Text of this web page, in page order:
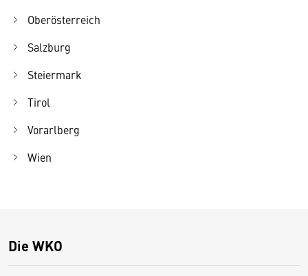
Oberösterreich
Salzburg
Steiermark
Tirol
Vorarlberg
Wien
Die WKO